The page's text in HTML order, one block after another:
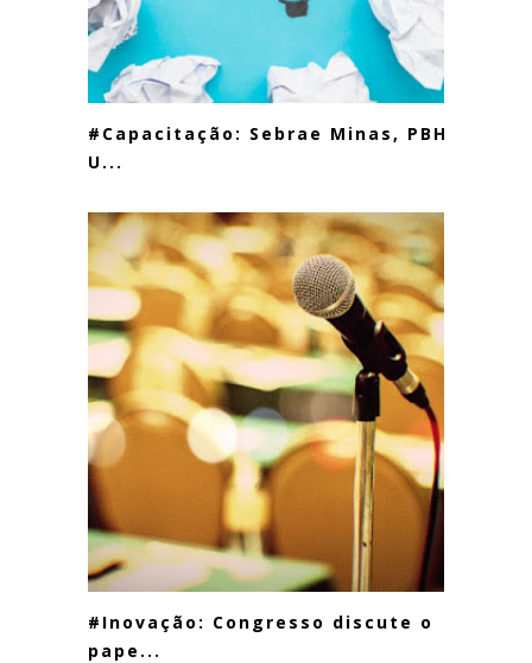
#Capacitação: Sebrae Minas, PBH e
U...
#Inovação: Congresso discute o
pape...